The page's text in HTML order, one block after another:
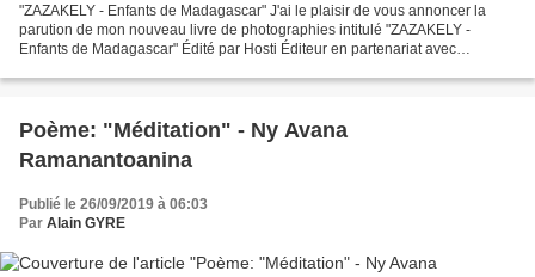
"ZAZAKELY - Enfants de Madagascar" J'ai le plaisir de vous annoncer la
parution de mon nouveau livre de photographies intitulé "ZAZAKELY -
Enfants de Madagascar" Édité par Hosti Éditeur en partenariat avec
Poème: "Méditation" - Ny Avana
Ramanantoanina
Publié le 26/09/2019 à 06:03
Par Alain GYRE